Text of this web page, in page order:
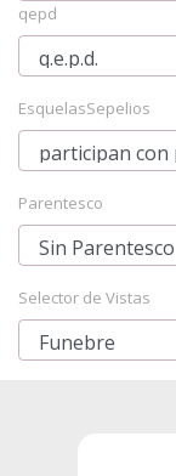
qepd
EsquelasSepelios
Parentesco
Selector de Vistas